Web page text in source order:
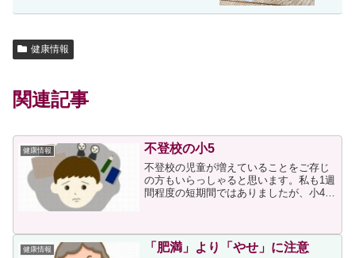
健康情報
関連記事
健康情報 不登校の小5
不登校の児童が増えていることをご存じ
の方もいらっしゃると思います。私も1週
間程度の短期間ではありましたが、小4の
ことは↓の投稿にも書きましたが、父の素
早い判断によって学...
健康情報 「肥満」より「やせ」に注意